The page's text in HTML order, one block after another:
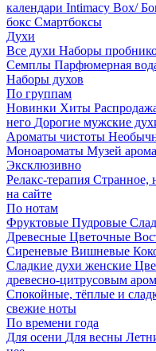
календари Intimacy Box/
бокс Смартбоксы
Духи
Все духи Наборы
Семплы Парфюмерная
Наборы духов
По группам
Новинки Хиты
него Дорогие мужские
Ароматы чистоты
Моноароматы Музей
Эксклюзивно
Релакс-терапия Странное,
на сайте
По нотам
Фруктовые Пудровые
Древесные Цветочные
Сиреневые Вишневые
Сладкие духи женские
древесно-цитрусовым
Спокойные, тёплые и
свежие ноты
По времени года
Для осени Для весны